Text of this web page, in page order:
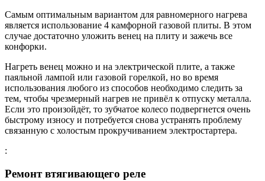
Самым оптимальным вариантом для равномерного нагрева
является использование 4 камфорной газовой плиты. В этом
случае достаточно уложить венец на плиту и зажечь все
конфорки.
Нагреть венец можно и на электрической плите, а также
паяльной лампой или газовой горелкой, но во время
использования любого из способов необходимо следить за
тем, чтобы чрезмерный нагрев не привёл к отпуску металла.
Если это произойдёт, то зубчатое колесо подвергнется очень
быстрому износу и потребуется снова устранять проблему
связанную с холостым прокручиванием электростартера.
:
Ремонт втягивающего реле